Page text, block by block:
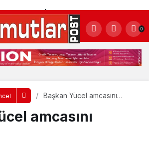
0
Başkan Yücel amcasını
amcasını
VELİLER YARIŞTI
Paylaş